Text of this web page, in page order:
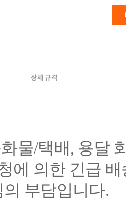
물/택배, 용달
에 의한 긴급
부담입니다.